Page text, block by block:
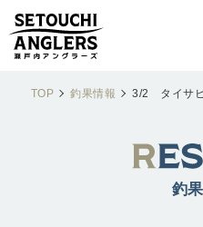
TOP 釣果情報 3/2 タイサ
釣